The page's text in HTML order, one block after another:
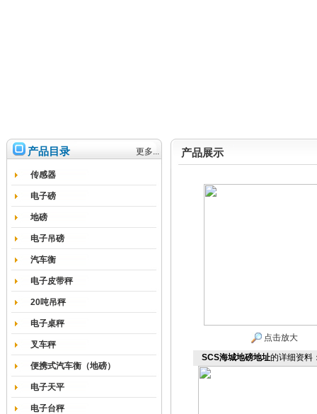
产品目录 更多...
传感器
电子磅
地磅
电子吊磅
汽车衡
电子皮带秤
20吨吊秤
电子桌秤
叉车秤
便携式汽车衡（地磅）
电子天平
电子台秤
产品展示
点击放大
SCS海城地磅地址的详细资料